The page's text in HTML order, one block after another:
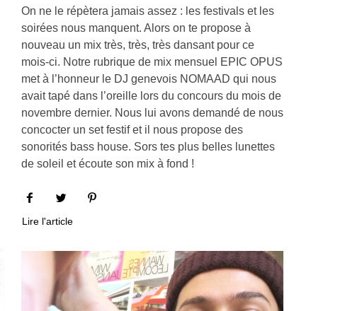
On ne le répètera jamais assez : les festivals et les
soirées nous manquent. Alors on te propose à
nouveau un mix très, très, très dansant pour ce
mois-ci. Notre rubrique de mix mensuel EPIC OPUS
met à l’honneur le DJ genevois NOMAAD qui nous
avait tapé dans l’oreille lors du concours du mois de
novembre dernier. Nous lui avons demandé de nous
concocter un set festif et il nous propose des
sonorités bass house. Sors tes plus belles lunettes
de soleil et écoute son mix à fond !
Lire l'article